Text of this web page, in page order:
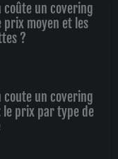
coûte un covering
prix moyen et les
?
coute un covering
prix par type de